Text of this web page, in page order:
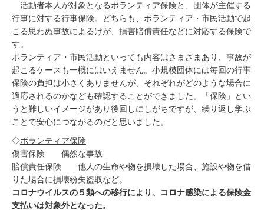
活動者本人が対象となるボランティア保険と、団体が主催する
行事に対する行事保険。どちらも、ボランティア・市民活動で起
こる思わぬ事故によるけが、損害賠償責任などに対応する保険で
す。
ボランティア・市民活動といっても内容はさまざまあり、事故が
起こるケースも一概にはいえません。小規模団体には毎回の行事
保険の負担は小さくありませんが、それぞれがどのような場合に
適応されるのかなども確認することができました。
「保険」とい
うと難しいイメージがあり後回しにしがちですが、繰り返し学ぶ
ことで安心につながるのだと思いました。
◇ボランティア保険
傷害保険 偶然な事故
賠償責任保険 他人の生命や物を損壊した場合、施設や物を借
りた場合に損壊紛失盗取など。
コロナウイルスの５類への移行により、コロナ感染による保険金
支払いは対象外となった。